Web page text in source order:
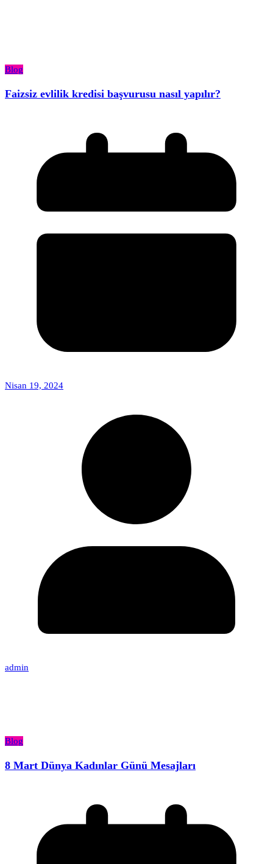
Blog
Faizsiz evlilik kredisi başvurusu nasıl yapılır?
Nisan 19, 2024
admin
Blog
8 Mart Dünya Kadınlar Günü Mesajları